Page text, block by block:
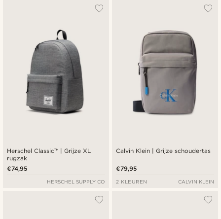
Herschel Classic™ | Grijze XL
rugzak
€74,95
HERSCHEL SUPPLY CO
Calvin Klein | Grijze schoudertas
€79,95
2 KLEUREN CALVIN KLEIN